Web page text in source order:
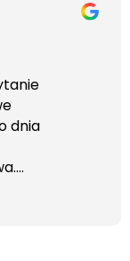
dnia
jaka
także